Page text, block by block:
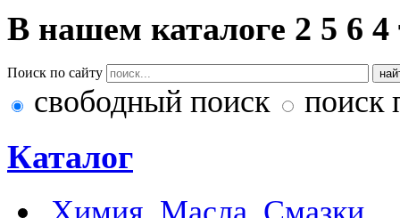
В нашем каталоге 2 5 6 4
Поиск по сайту
свободный поиск поиск
Каталог